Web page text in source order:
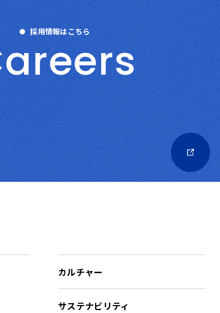
採用情報はこちら
areers
カルチャー
サステナビリティ